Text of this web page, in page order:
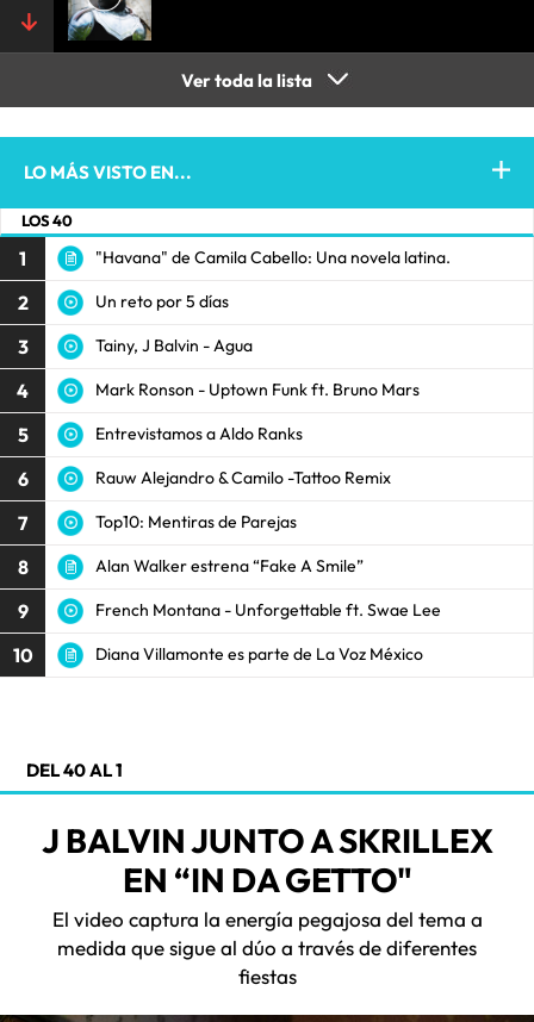
Ver toda la lista
LO MÁS VISTO EN...
LOS 40
1 "Havana" de Camila Cabello: Una novela latina.
2 Un reto por 5 días
3 Tainy, J Balvin - Agua
4 Mark Ronson - Uptown Funk ft. Bruno Mars
5 Entrevistamos a Aldo Ranks
6 Rauw Alejandro & Camilo -Tattoo Remix
7 Top10: Mentiras de Parejas
8 Alan Walker estrena “Fake A Smile”
9 French Montana - Unforgettable ft. Swae Lee
10 Diana Villamonte es parte de La Voz México
DEL 40 AL 1
J BALVIN JUNTO A SKRILLEX
EN “IN DA GETTO"
El video captura la energía pegajosa del tema a
medida que sigue al dúo a través de diferentes
fiestas